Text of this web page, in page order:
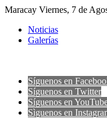
Maracay Viernes, 7 de
Noticias
Galerías
Síguenos en
Síguenos en Twitter
Síguenos en
Sìguenos en